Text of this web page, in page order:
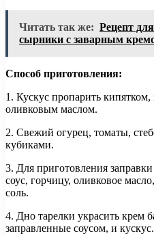
Читать так же: Рецепт
сырники с заварным
Способ приготовления:
1. Кускус пропарить
оливковым маслом.
2. Свежий огурец, томаты,
кубиками.
3. Для приготовления
соус, горчицу, оливковое
соль.
4. Дно тарелки украсить крем
заправленные соусом, и